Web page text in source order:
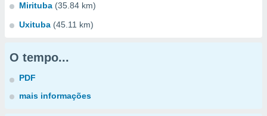
Mirituba (35.84 km)
Uxituba (45.11 km)
O tempo...
PDF
mais informações